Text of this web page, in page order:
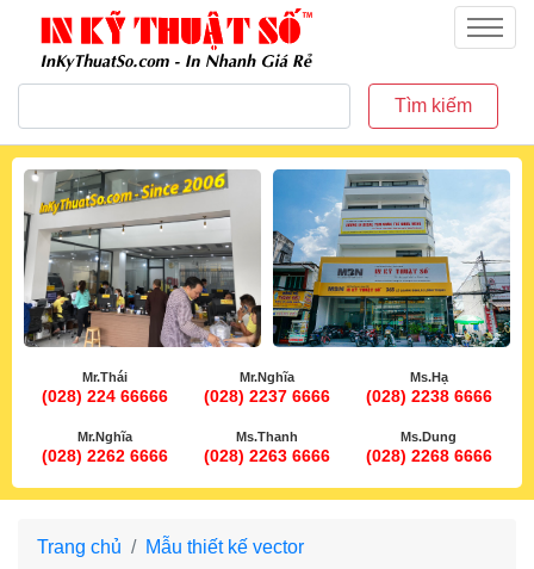
inkythuatso.com
Menu
Tìm kiếm
Mr.Thái
(028) 224 66666
Mr.Nghĩa
(028) 2237 6666
Ms.Hạ
(028) 2238 6666
Mr.Nghĩa
(028) 2262 6666
Ms.Thanh
(028) 2263 6666
Ms.Dung
(028) 2268 6666
Trang chủ Mẫu thiết kế vector